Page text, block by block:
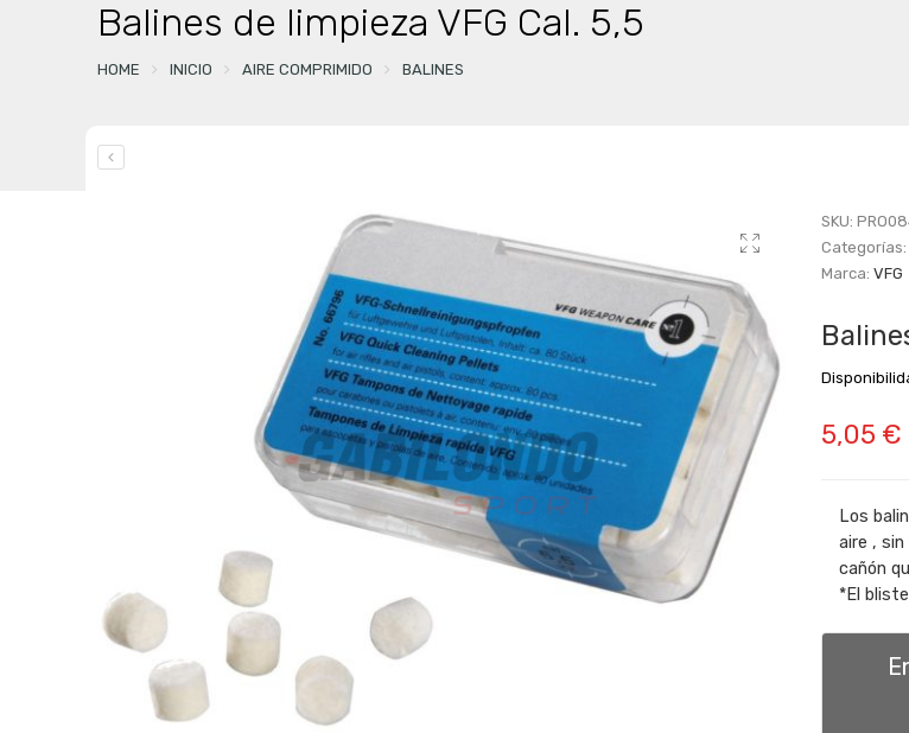
Balines de limpieza VFG Cal. 5,5
HOME INICIO AIRE COMPRIMIDO BALINES
SKU:
Categorías:
Marca: VFG
5,05 €
Los
aire ,
cañón
*El